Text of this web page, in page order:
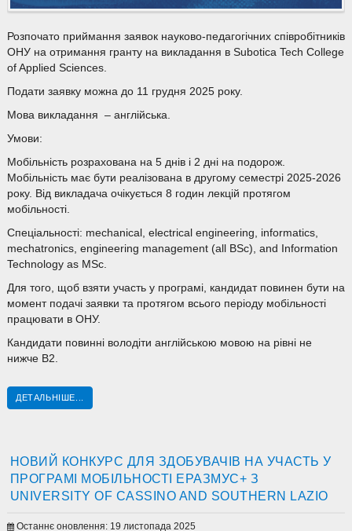
Розпочато приймання заявок науково-педагогічних співробітників
ОНУ на отримання гранту на викладання в Subotica Tech College
of Applied Sciences.
Подати заявку можна до 11 грудня 2025 року.
Мова викладання – англійська.
Умови:
Мобільність розрахована на 5 днів і 2 дні на подорож.
Мобільність має бути реалізована в другому семестрі 2025-2026
року. Від викладача очікується 8 годин лекцій протягом
мобільності.
Спеціальності: mechanical, electrical engineering, informatics,
mechatronics, engineering management (all BSc), and Information
Technology as MSc.
Для того, щоб взяти участь у програмі, кандидат повинен бути на
момент подачі заявки та протягом всього періоду мобільності
працювати в ОНУ.
Кандидати повинні володіти англійською мовою на рівні не
нижче В2.
ДЕТАЛЬНІШЕ...
НОВИЙ КОНКУРС ДЛЯ ЗДОБУВАЧІВ НА УЧАСТЬ У
ПРОГРАМІ МОБІЛЬНОСТІ ЕРАЗМУС+ З
UNIVERSITY OF CASSINO AND SOUTHERN LAZIO
Останнє оновлення: 19 листопада 2025